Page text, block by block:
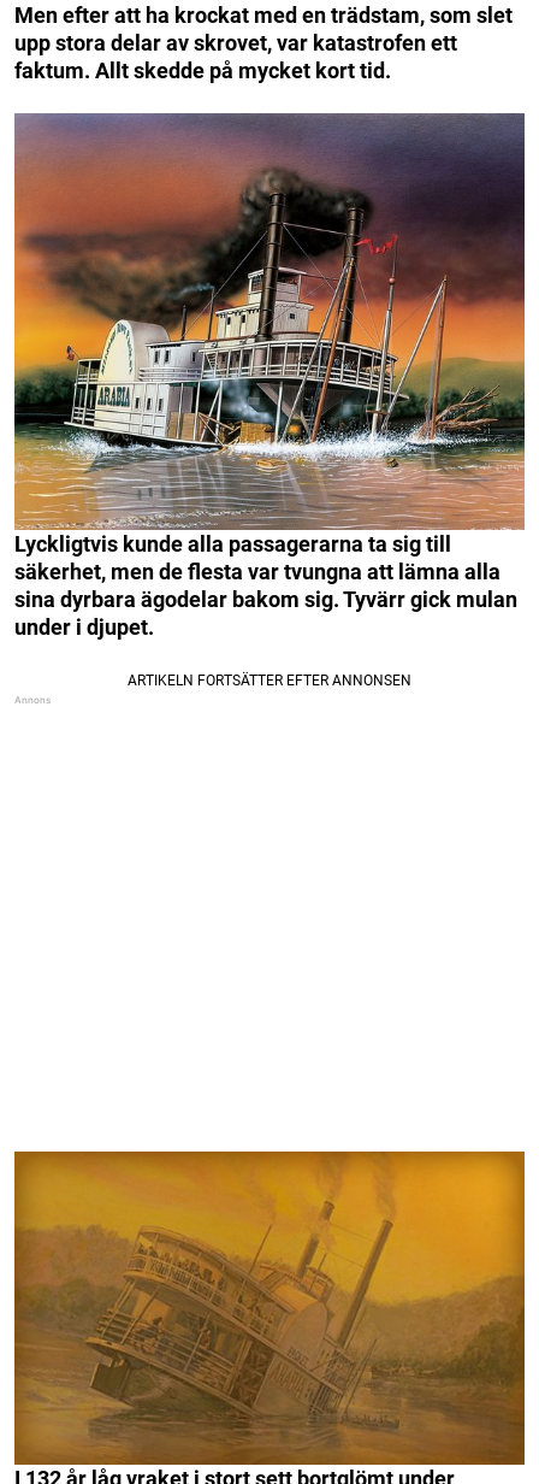
Men efter att ha krockat med en trädstam, som slet
upp stora delar av skrovet, var katastrofen ett
faktum. Allt skedde på mycket kort tid.
Lyckligtvis kunde alla passagerarna ta sig till
säkerhet, men de flesta var tvungna att lämna alla
sina dyrbara ägodelar bakom sig. Tyvärr gick mulan
under i djupet.
I 132 år låg vraket i stort sett bortglömt under